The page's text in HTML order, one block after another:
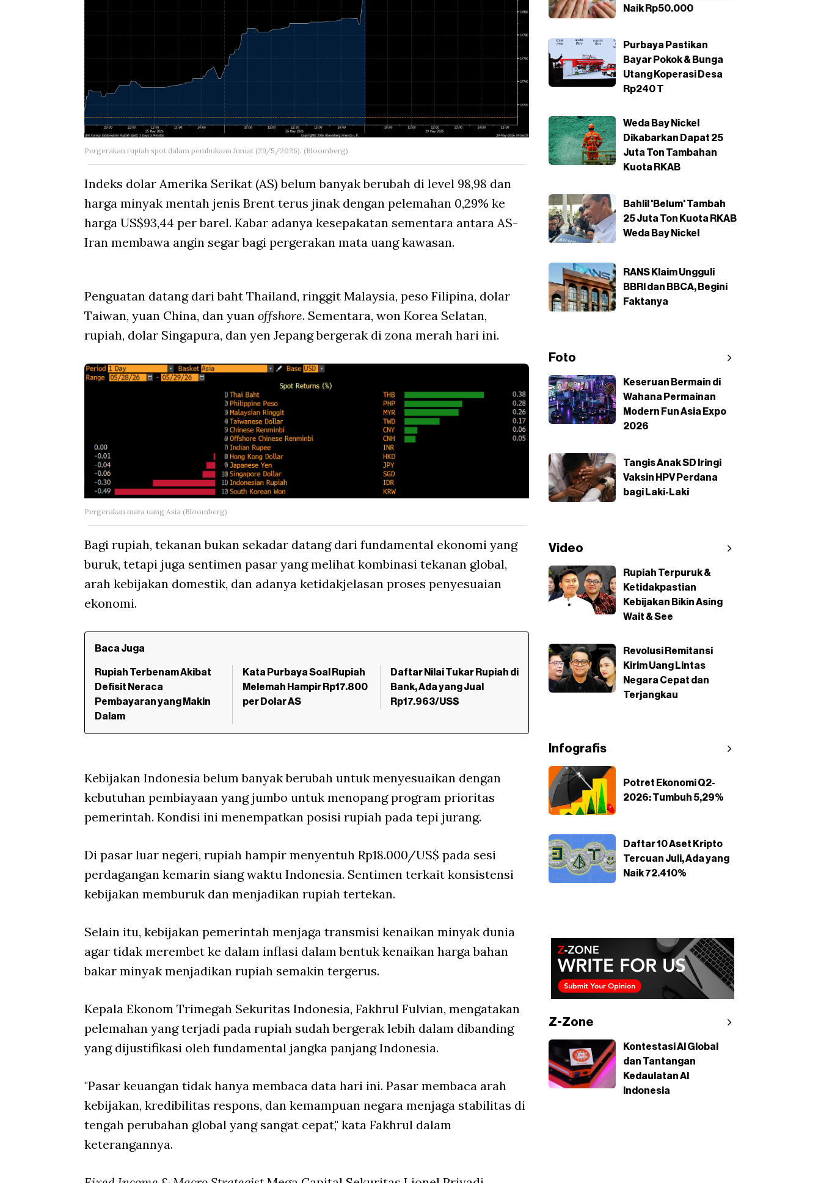
Pergerakan rupiah spot dalam pembukaan Jumat (29/5/2026). (Bloomberg)
Indeks dolar Amerika Serikat (AS) belum banyak berubah di level 98,98 dan
harga minyak mentah jenis Brent terus jinak dengan pelemahan 0,29% ke
harga US$93,44 per barel. Kabar adanya kesepakatan sementara antara AS-
Iran membawa angin segar bagi pergerakan mata uang kawasan.
Penguatan datang dari baht Thailand, ringgit Malaysia, peso Filipina, dolar
Taiwan, yuan China, dan yuan offshore. Sementara, won Korea Selatan,
rupiah, dolar Singapura, dan yen Jepang bergerak di zona merah hari ini.
Pergerakan mata uang Asia (Bloomberg)
Bagi rupiah, tekanan bukan sekadar datang dari fundamental ekonomi yang
buruk, tetapi juga sentimen pasar yang melihat kombinasi tekanan global,
arah kebijakan domestik, dan adanya ketidakjelasan proses penyesuaian
ekonomi.
Baca Juga
Rupiah Terbenam Akibat
Defisit Neraca
Pembayaran yang Makin
Dalam
Kata Purbaya Soal Rupiah
Melemah Hampir Rp17.800
per Dolar AS
Daftar Nilai Tukar Rupiah di
Bank, Ada yang Jual
Rp17.963/US$
Kebijakan Indonesia belum banyak berubah untuk menyesuaikan dengan
kebutuhan pembiayaan yang jumbo untuk menopang program prioritas
pemerintah. Kondisi ini menempatkan posisi rupiah pada tepi jurang.
Di pasar luar negeri, rupiah hampir menyentuh Rp18.000/US$ pada sesi
perdagangan kemarin siang waktu Indonesia. Sentimen terkait konsistensi
kebijakan memburuk dan menjadikan rupiah tertekan.
Selain itu, kebijakan pemerintah menjaga transmisi kenaikan minyak dunia
agar tidak merembet ke dalam inflasi dalam bentuk kenaikan harga bahan
bakar minyak menjadikan rupiah semakin tergerus.
Kepala Ekonom Trimegah Sekuritas Indonesia, Fakhrul Fulvian, mengatakan
pelemahan yang terjadi pada rupiah sudah bergerak lebih dalam dibanding
yang dijustifikasi oleh fundamental jangka panjang Indonesia.
"Pasar keuangan tidak hanya membaca data hari ini. Pasar membaca arah
kebijakan, kredibilitas respons, dan kemampuan negara menjaga stabilitas di
tengah perubahan global yang sangat cepat," kata Fakhrul dalam
keterangannya.
Naik Rp50.000
Purbaya Pastikan
Bayar Pokok & Bunga
Utang Koperasi Desa
Rp240 T
Weda Bay Nickel
Dikabarkan Dapat 25
Juta Ton Tambahan
Kuota RKAB
Bahlil 'Belum' Tambah
25 Juta Ton Kuota RKAB
Weda Bay Nickel
RANS Klaim Ungguli
BBRI dan BBCA, Begini
Faktanya
Foto
Keseruan Bermain di
Wahana Permainan
Modern Fun Asia Expo
2026
Tangis Anak SD Iringi
Vaksin HPV Perdana
bagi Laki-Laki
Video
Rupiah Terpuruk &
Ketidakpastian
Kebijakan Bikin Asing
Wait & See
Revolusi Remitansi
Kirim Uang Lintas
Negara Cepat dan
Terjangkau
Infografis
Potret Ekonomi Q2-
2026: Tumbuh 5,29%
Daftar 10 Aset Kripto
Tercuan Juli, Ada yang
Naik 72.410%
Z-Zone
Kontestasi AI Global
dan Tantangan
Kedaulatan AI
Indonesia